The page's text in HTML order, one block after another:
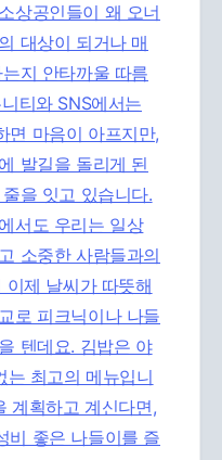
상공인들이 왜 오너
대상이 되거나 매
지 안타까울 따름
티와 SNS에서는
면 마음이 아프지만,
발길을 돌리게 된
을 잇고 있습니다.
서도 우리는 일상
소중한 사람들과의
제 날씨가 따뜻해
로 피크닉이나 나들
텐데요. 김밥은 야
는 최고의 메뉴입니
계획하고 계신다면,
비 좋은 나들이를 즐